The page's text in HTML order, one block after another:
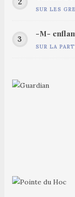
SUR LES
-M-
SUR LA